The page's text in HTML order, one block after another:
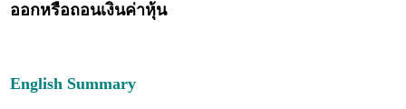
ออกหรือถอนเงินค่าหุ้น
English Summary